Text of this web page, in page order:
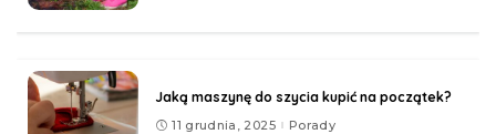
Jaką maszynę do szycia kupić na początek?
11 grudnia, 2025 Porady